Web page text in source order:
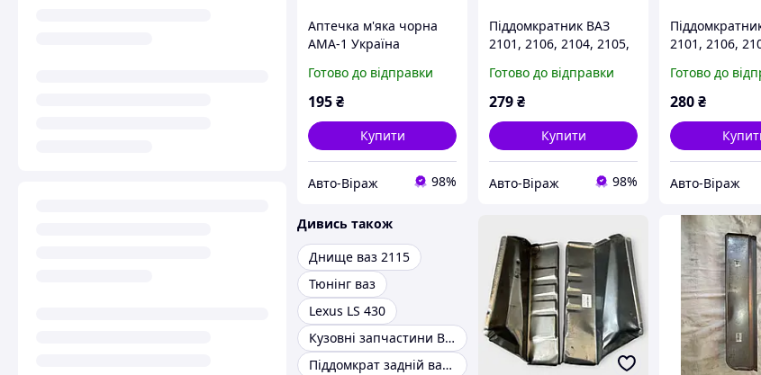
Аптечка м'яка чорна
АМА-1 Україна
Готово до відправки
195₴
Купити
Авто-Віраж 98%
Піддомкратник ВАЗ
2101, 2106, 2104, 2105,
задній у зборі лівий
Готово до відправки
279₴
Купити
Авто-Віраж 98%
2101, 2106,
задній у зборі
Готово до
280₴
Авто-Віраж
Дивись також
Днище ваз 2115
Тюнінг ваз
Lexus LS 430
Кузовні запчастини ВАЗ 2101
Піддомкрат задній ваз 2107